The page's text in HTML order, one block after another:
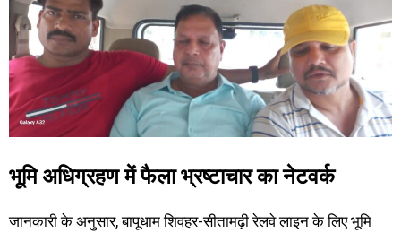
भूमि अधिग्रहण में फैला भ्रष्टाचार का नेटवर्क
जानकारी के अनुसार, बापूधाम शिवहर-सीतामढ़ी रेलवे लाइन के लिए भूमि